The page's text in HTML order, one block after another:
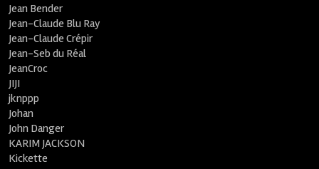
Jean Bender
Jean-Claude Blu Ray
Jean-Claude Crépir
Jean-Seb du Réal
JeanCroc
JIJI
jknppp
Johan
John Danger
KARIM JACKSON
Kickette